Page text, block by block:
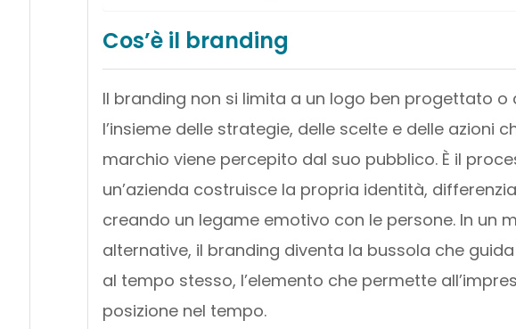
Cos’è il branding
Il branding non si limita a un logo ben progettato
l’insieme delle strategie, delle scelte e delle azioni
marchio viene percepito dal suo pubblico. È il
un’azienda costruisce la propria identità,
creando un legame emotivo con le persone. In un
alternative, il branding diventa la bussola che
al tempo stesso, l’elemento che permette
posizione nel tempo.